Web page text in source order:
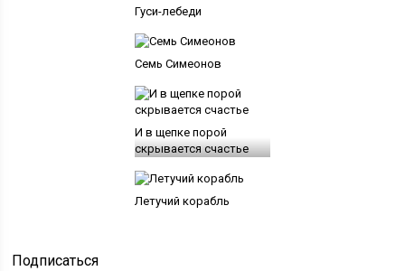
Гуси-лебеди
Семь Симеонов
И в щепке порой
скрывается счастье
Летучий корабль
Подписаться